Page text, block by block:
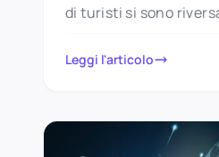
di turisti si sono
Leggi l'articolo